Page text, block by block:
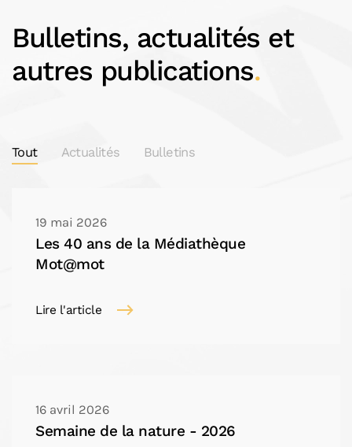
Bulletins, actualités et
autres publications.
Tout Actualités Bulletins
19 mai 2026
Les 40 ans de la Médiathèque
Mot@mot
Lire l'article
16 avril 2026
Semaine de la nature - 2026